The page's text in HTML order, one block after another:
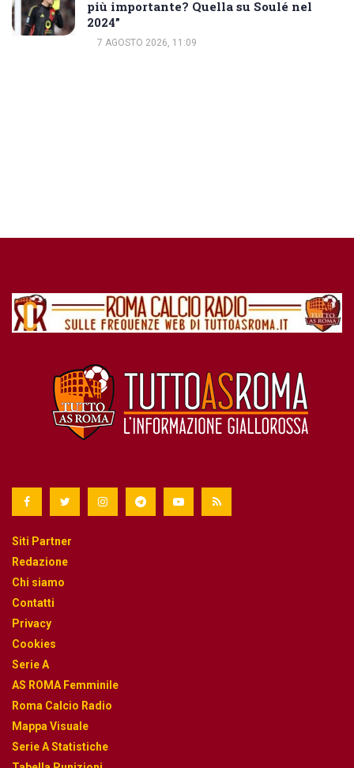
più importante? Quella su Soulé nel
2024”
7 AGOSTO 2026, 11:09
Siti Partner
Redazione
Chi siamo
Contatti
Privacy
Cookies
Serie A
AS ROMA Femminile
Roma Calcio Radio
Mappa Visuale
Serie A Statistiche